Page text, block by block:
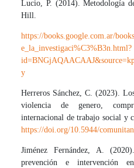
Lucio, P. (2014). Metodología
Hill.
https://books.google.com.ar/
e_la_investigaci%C3%B3n.html?
y
Herreros Sánchez, C. (2023).
violencia de genero,
internacional de trabajo social y
https://doi.org/10.5944/
Jiménez Fernández, A.
prevención e intervención